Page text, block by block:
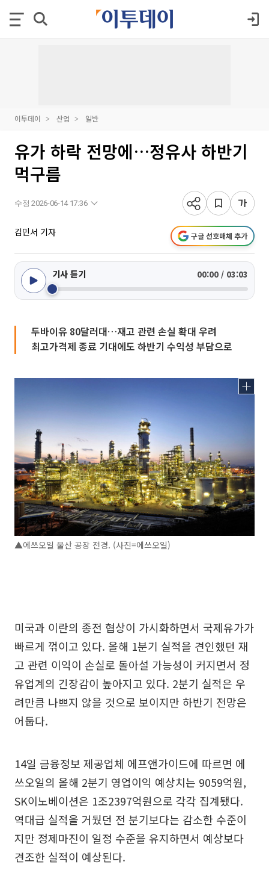
이투데이 산업 일반
유가 하락 전망에…정유사 하반기
먹구름
수정 2026-06-14 17:36
김민서 기자 구글 선호매체 추가
기사 듣기 00:00 / 03:03
두바이유 80달러대…재고 관련 손실 확대 우려
최고가격제 종료 기대에도 하반기 수익성 부담으로
▲에쓰오일 울산 공장 전경. (사진=에쓰오일)
미국과 이란의 종전 협상이 가시화하면서 국제유가가
빠르게 꺾이고 있다. 올해 1분기 실적을 견인했던 재
고 관련 이익이 손실로 돌아설 가능성이 커지면서 정
유업계의 긴장감이 높아지고 있다. 2분기 실적은 우
려만큼 나쁘지 않을 것으로 보이지만 하반기 전망은
어둡다.
14일 금융정보 제공업체 에프앤가이드에 따르면 에
쓰오일의 올해 2분기 영업이익 예상치는 9059억원,
SK이노베이션은 1조2397억원으로 각각 집계됐다.
역대급 실적을 거뒀던 전 분기보다는 감소한 수준이
지만 정제마진이 일정 수준을 유지하면서 예상보다
견조한 실적이 예상된다.